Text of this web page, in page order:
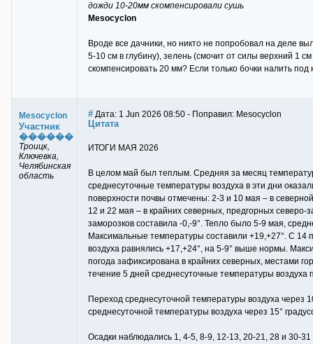
дожди 10-20мм скомпенсировали сушь
Mesocyclon
Вроде все дачники, но никто не попробовал на деле
5-10 см в глубину), зелень (смочит от силы верхний 1
скомпенсировать 20 мм? Если только бочки налить
Mesocyclon
Участник
������
Троицк,
Ключевка,
Челябинская
область
# Дата: 1 Jun 2026 08:50 - Поправил: Mesocyclon
Цитата
ИТОГИ МАЯ 2026
В целом май был теплым. Средняя за месяц
среднесуточные температуры воздуха в эти дни
поверхности почвы отмечены: 2-3 и 10 мая – в
12 и 22 мая – в крайних северных, предгорных
заморозков составила -0,-9°. Тепло было 5-9 мая,
Максимальные температуры составили +19,+27°. С 14
воздуха равнялись +17,+24°, на 5-9° выше нормы.
погода зафиксирована в крайних северных, местами
течение 5 дней среднесуточные температуры
Переход среднесуточной температуры воздуха
среднесуточной температуры воздуха через 15°
Осадки наблюдались 1, 4-5, 8-9, 12-13, 20-21, 28 и 30-